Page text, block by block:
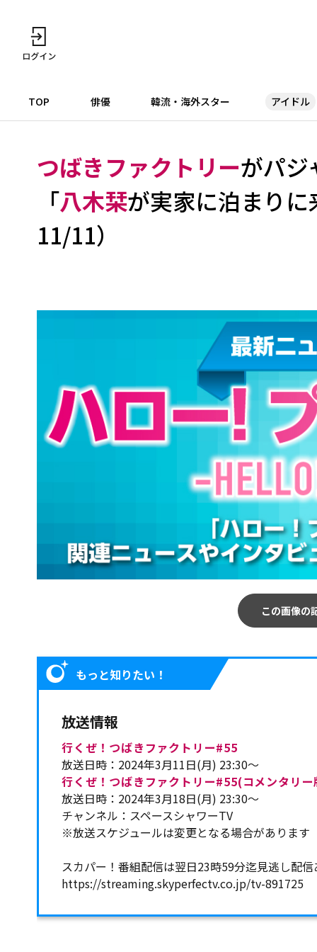
TOP 俳優 韓流・海外スター アイドル
つばきファクトリーがパジ
「八木栞が実家に泊まり
11/11）
この画像の
もっと知りたい！
放送情報
行くぜ！つばきファクトリー#55
放送日時：2024年3月11日(月) 23:30～
行くぜ！つばきファクトリー#55(コメンタリ
放送日時：2024年3月18日(月) 23:30～
チャンネル：スペースシャワーTV
※放送スケジュールは変更となる場合があります
スカパー！番組配信は翌日23時59分迄見逃し配信
https://streaming.skyperfectv.co.jp/tv-891725